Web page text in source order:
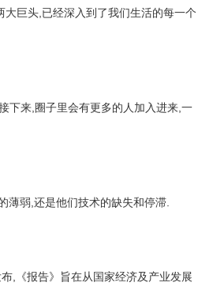
巨头,已经深入到了我们生活的每一个
下来,圈子里会有更多的人加入进来,一
薄弱,还是他们技术的缺失和停滞.
,《报告》旨在从国家经济及产业发展